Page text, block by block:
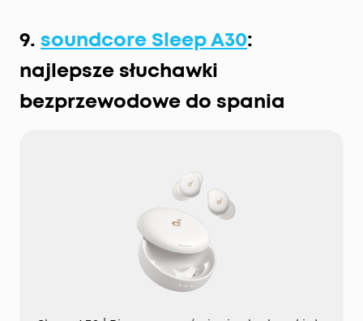
9. soundcore Sleep A30:
najlepsze słuchawki
bezprzewodowe do spania